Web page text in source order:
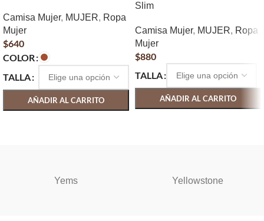
Camisa Mujer, MUJER, Ropa
Mujer
$640
COLOR
TALLA
AÑADIR AL CARRITO
Slim
Camisa Mujer, MUJER, Ropa
Mujer
$880
TALLA
AÑADIR AL CARRITO
Yems Yellowstone